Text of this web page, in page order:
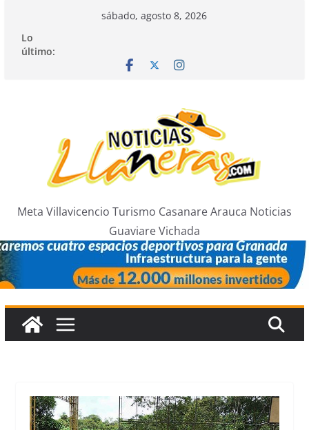
contenido
sábado, agosto 8, 2026
Lo
último:
Meta Villavicencio Turismo Casanare Arauca Noticias
Guaviare Vichada